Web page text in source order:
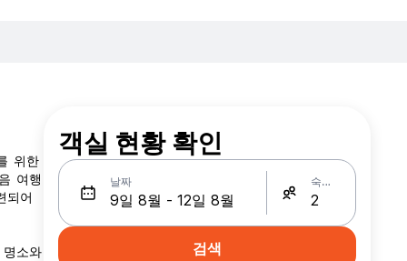
위한
여행
되어
소와
객실 현황 확인
날짜 숙박인원
검색